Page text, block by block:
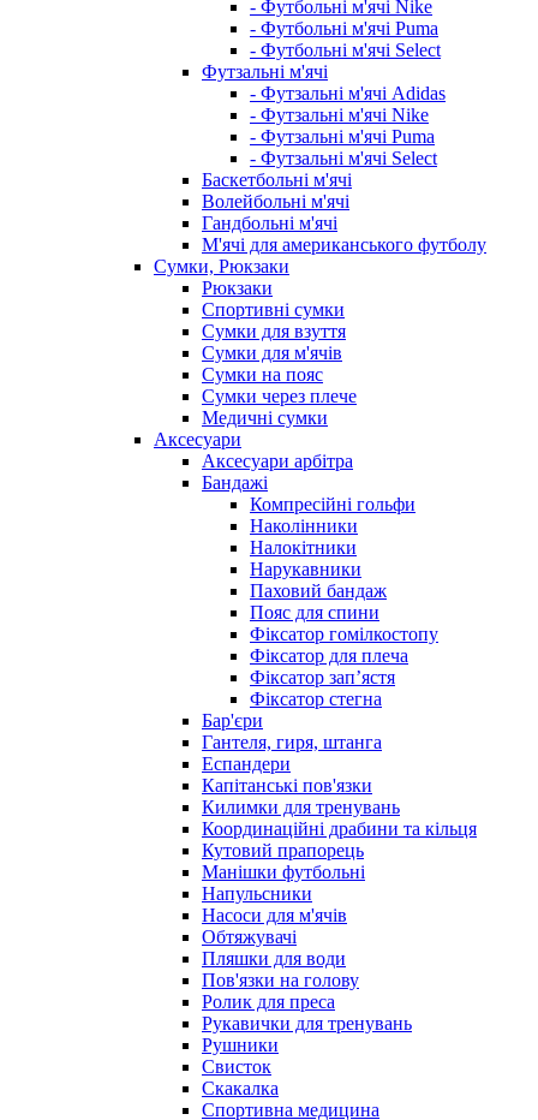
- Футбольні м'ячі Nike
- Футбольні м'ячі Puma
- Футбольні м'ячі Select
Футзальні м'ячі
- Футзальні м'ячі Adidas
- Футзальні м'ячі Nike
- Футзальні м'ячі Puma
- Футзальні м'ячі Select
Баскетбольні м'ячі
Волейбольні м'ячі
Гандбольні м'ячі
М'ячі для американського футболу
Сумки, Рюкзаки
Рюкзаки
Спортивні сумки
Сумки для взуття
Сумки для м'ячів
Сумки на пояс
Сумки через плече
Медичні сумки
Аксесуари
Аксесуари арбітра
Бандажі
Компресійні гольфи
Наколінники
Налокітники
Нарукавники
Паховий бандаж
Пояс для спини
Фіксатор гомілкостопу
Фіксатор для плеча
Фіксатор запʼястя
Фіксатор стегна
Бар'єри
Гантеля, гиря, штанга
Еспандери
Капітанські пов'язки
Килимки для тренувань
Координаційні драбини та кільця
Кутовий прапорець
Манішки футбольні
Напульсники
Насоси для м'ячів
Обтяжувачі
Пляшки для води
Пов'язки на голову
Ролик для преса
Рукавички для тренувань
Рушники
Свисток
Скакалка
Спортивна медицина